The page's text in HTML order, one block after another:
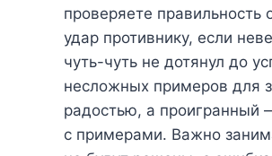
проверяете
удар противнику, если
чуть-чуть не дотянул до
несложных примеров для
радостью, а проигранный
с примерами. Важно